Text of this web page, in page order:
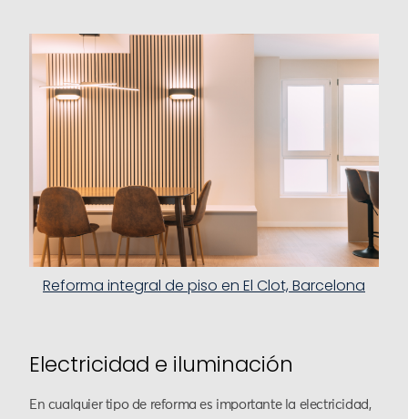
Reforma integral de piso en El Clot, Barcelona
Electricidad e iluminación
En cualquier tipo de reforma es importante la electricidad,